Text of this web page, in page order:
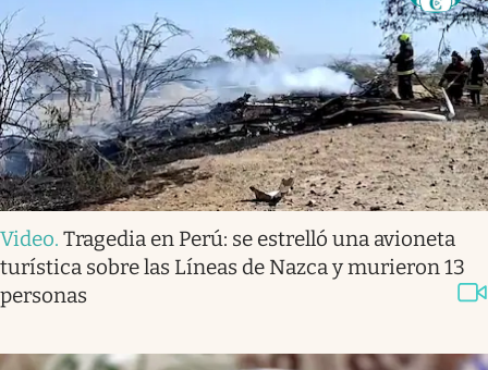
Video. Tragedia en Perú: se estrelló una avioneta
turística sobre las Líneas de Nazca y murieron 13
personas